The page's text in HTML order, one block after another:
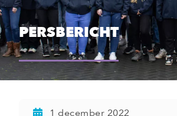
PERSBERICHT
1 december 2022